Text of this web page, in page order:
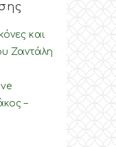
και
Ζαντάλη
–